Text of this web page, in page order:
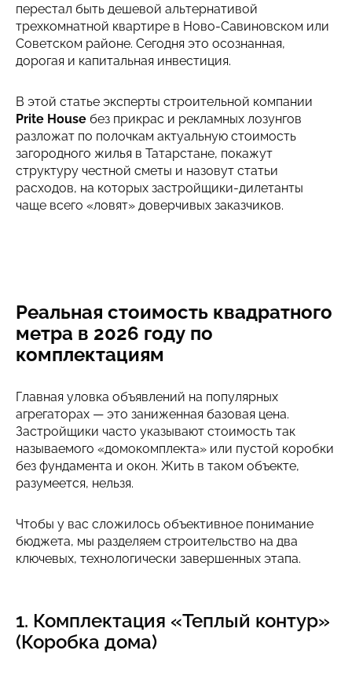
Написать в Телеграмм
Заказать звонок
перестал быть дешевой альтернативой
трехкомнатной квартире в Ново-Савиновском или
Советском районе. Сегодня это осознанная,
дорогая и капитальная инвестиция.
В этой статье эксперты строительной компании
Prite House без прикрас и рекламных лозунгов
разложат по полочкам актуальную стоимость
загородного жилья в Татарстане, покажут
структуру честной сметы и назовут статьи
расходов, на которых застройщики-дилетанты
чаще всего «ловят» доверчивых заказчиков.
Реальная стоимость квадратного
метра в 2026 году по
комплектациям
Главная уловка объявлений на популярных
агрегаторах — это заниженная базовая цена.
Застройщики часто указывают стоимость так
называемого «домокомплекта» или пустой коробки
без фундамента и окон. Жить в таком объекте,
разумеется, нельзя.
Чтобы у вас сложилось объективное понимание
бюджета, мы разделяем строительство на два
ключевых, технологически завершенных этапа.
1. Комплектация «Теплый контур»
(Коробка дома)